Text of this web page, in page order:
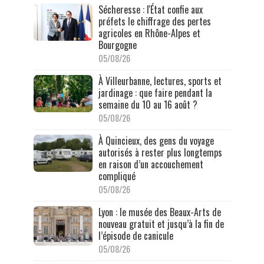
Sécheresse : l'État confie aux
préfets le chiffrage des pertes
agricoles en Rhône-Alpes et
Bourgogne
05/08/26
À Villeurbanne, lectures, sports et
jardinage : que faire pendant la
semaine du 10 au 16 août ?
05/08/26
À Quincieux, des gens du voyage
autorisés à rester plus longtemps
en raison d’un accouchement
compliqué
05/08/26
Lyon : le musée des Beaux-Arts de
nouveau gratuit et jusqu’à la fin de
l’épisode de canicule
05/08/26